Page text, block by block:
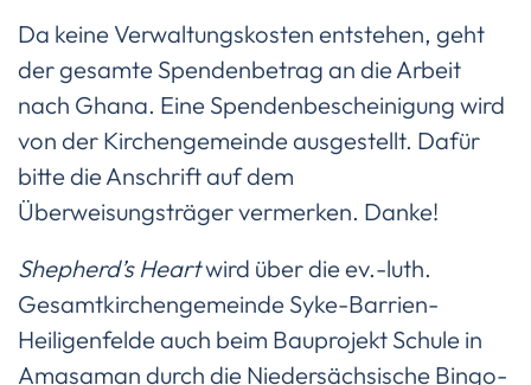
Da keine Verwaltungskosten entstehen, geht
der gesamte Spendenbetrag an die Arbeit
nach Ghana. Eine Spendenbescheinigung wird
von der Kirchengemeinde ausgestellt. Dafür
bitte die Anschrift auf dem
Überweisungsträger vermerken. Danke!
Shepherd’s Heartwird über die ev.-luth.
Gesamtkirchengemeinde Syke-Barrien-
Heiligenfelde auch beim Bauprojekt Schule in
Amasaman durch die Niedersächsische Bingo-